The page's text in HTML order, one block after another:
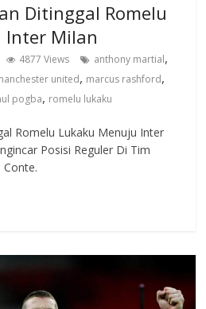
Ditinggal Romelu
Inter Milan
4877 Views anthony martial,
united, marcus rashford,
pogba, romelu lukaku
Romelu Lukaku Menuju Inter
Posisi Reguler Di Tim